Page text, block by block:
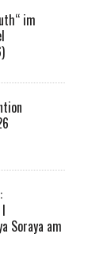
im
Soraya am